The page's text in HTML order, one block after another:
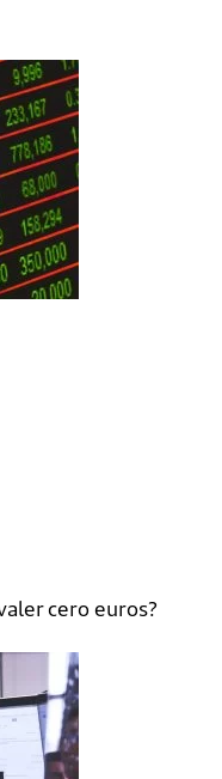
cero euros?